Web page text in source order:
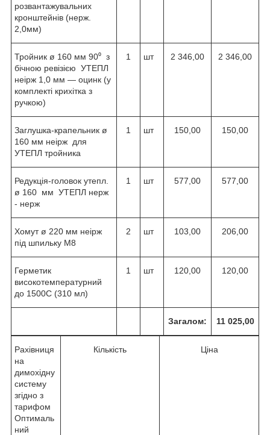
розвантажувальних
кронштейнів (нерж.
2,0мм)
Тройник ø 160 мм 90⁰ з
бічною ревізією УТЕПЛ
неірж 1,0 мм — оцинк (у
комплекті крихітка з
ручкою)
1 шт 2 346,00 2 346,00
Заглушка-крапельник ø
160 мм неірж для
УТЕПЛ тройника
1 шт 150,00 150,00
Редукція-головок утепл.
ø 160 мм УТЕПЛ нерж
- нерж
1 шт 577,00 577,00
Хомут ø 220 мм неірж
під шпильку М8
2 шт 103,00 206,00
Герметик
високотемпературний
до 1500С (310 мл)
1 шт 120,00 120,00
Загалом: 11 025,00
Рахівниця
на
димохідну
систему
згідно з
тарифом
Оптималь
ний
Кількість Ціна